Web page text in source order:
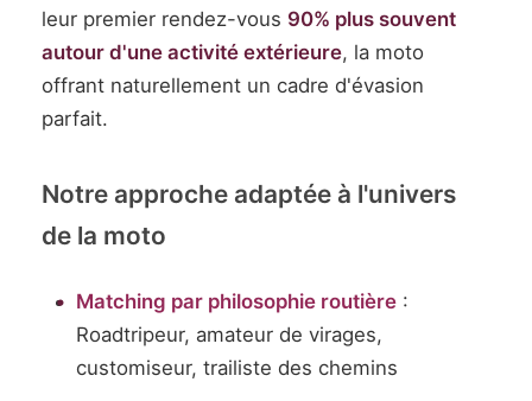
leur premier rendez-vous 90% plus souvent
autour d'une activité extérieure, la moto
offrant naturellement un cadre d'évasion
parfait.
Notre approche adaptée à l'univers
de la moto
Matching par philosophie routière:
Roadtripeur, amateur de virages,
customiseur, trailiste des chemins